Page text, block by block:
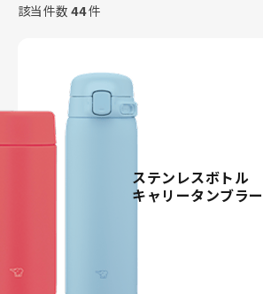
該当件数44件
ステンレスボトル
キャリータンブラー